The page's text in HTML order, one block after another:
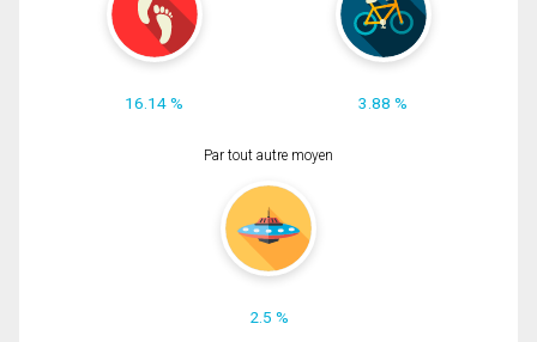
16.14 % 3.88 %
Par tout autre moyen
2.5 %